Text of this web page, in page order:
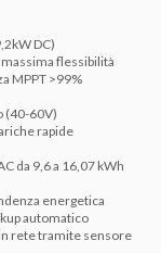
DC)
flessibilità
MPPT >99%
(40-60V)
rapide
da 9,6 a 16,07 kWh
energetica
automatico
rete tramite sensore